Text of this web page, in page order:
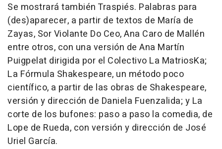
Se mostrará también Traspiés. Palabras para
(des)aparecer, a partir de textos de María de
Zayas, Sor Violante Do Ceo, Ana Caro de Mallén
entre otros, con una versión de Ana Martín
Puigpelat dirigida por el Colectivo La MatriosKa;
La Fórmula Shakespeare, un método poco
científico, a partir de las obras de Shakespeare,
versión y dirección de Daniela Fuenzalida; y La
corte de los bufones: paso a paso la comedia, de
Lope de Rueda, con versión y dirección de José
Uriel García.